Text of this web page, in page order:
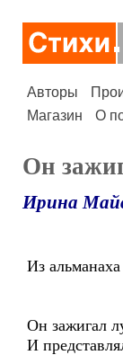
Авторы
Магазин
О
Он
Ирина
Из
Он зажигал
И